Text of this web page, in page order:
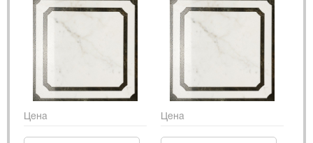
Цена Цена